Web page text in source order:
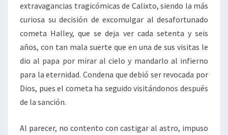
extravagancias tragicómicas de Calixto, siendo la más
curiosa su decisión de excomulgar al desafortunado
cometa Halley, que se deja ver cada setenta y seis
años, con tan mala suerte que en una de sus visitas le
dio al papa por mirar al cielo y mandarlo al infierno
para la eternidad. Condena que debió ser revocada por
Dios, pues el cometa ha seguido visitándonos después
de la sanción.
Al parecer, no contento con castigar al astro, impuso